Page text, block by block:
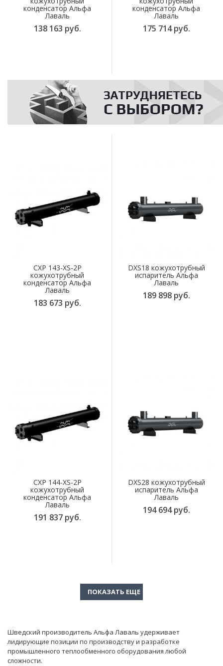
конденсатор Альфа
Лаваль
138 163 руб.
конденсатор Альфа
Лаваль
175 714 руб.
CXP 143-XS-2P
кожухотрубный
конденсатор Альфа
Лаваль
183 673 руб.
DXS18 кожухотрубный
испаритель Альфа
Лаваль
189 898 руб.
CXP 144-XS-2P
кожухотрубный
конденсатор Альфа
Лаваль
191 837 руб.
DXS28 кожухотрубный
испаритель Альфа
Лаваль
194 694 руб.
Шведский производитель Альфа Лаваль удерживает
лидирующие позиции по производству и разработке
промышленного теплообменного оборудования любой
сложности.